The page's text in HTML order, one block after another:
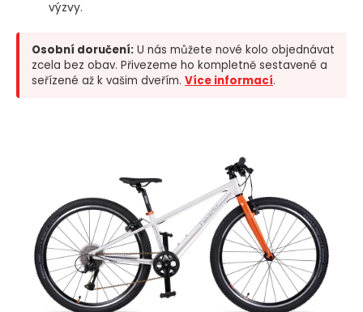
výzvy.
Osobní doručení: U nás můžete nové kolo objednávat
zcela bez obav. Přivezeme ho kompletně sestavené a
seřízené až k vašim dveřím. Více informací.